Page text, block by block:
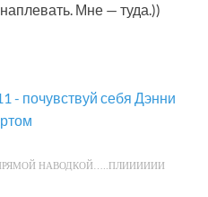
Мне — туда.))
НАВОДКОЙ…..ПЛИИИИИИ